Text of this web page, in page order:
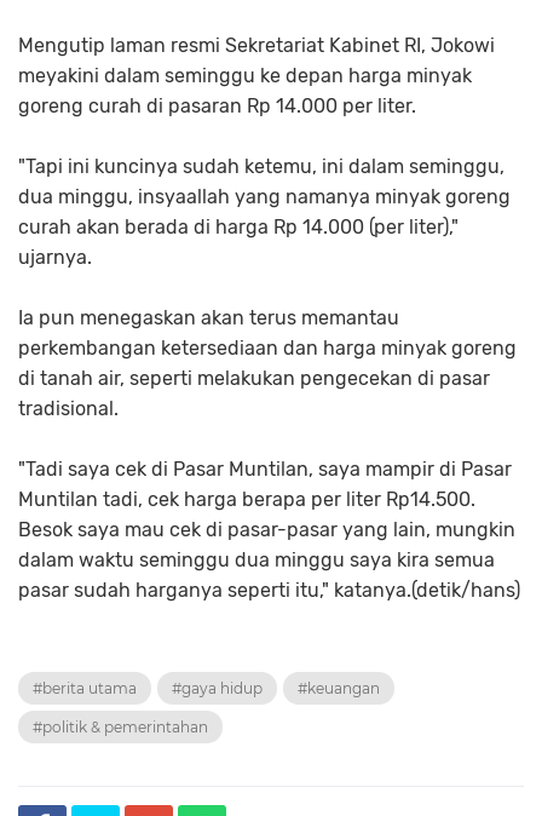
Mengutip laman resmi Sekretariat Kabinet RI, Jokowi
meyakini dalam seminggu ke depan harga minyak
goreng curah di pasaran Rp 14.000 per liter.
"Tapi ini kuncinya sudah ketemu, ini dalam seminggu,
dua minggu, insyaallah yang namanya minyak goreng
curah akan berada di harga Rp 14.000 (per liter),"
ujarnya.
Ia pun menegaskan akan terus memantau
perkembangan ketersediaan dan harga minyak goreng
di tanah air, seperti melakukan pengecekan di pasar
tradisional.
"Tadi saya cek di Pasar Muntilan, saya mampir di Pasar
Muntilan tadi, cek harga berapa per liter Rp14.500.
Besok saya mau cek di pasar-pasar yang lain, mungkin
dalam waktu seminggu dua minggu saya kira semua
pasar sudah harganya seperti itu," katanya.(detik/hans)
#berita utama #gaya hidup #keuangan
#politik & pemerintahan